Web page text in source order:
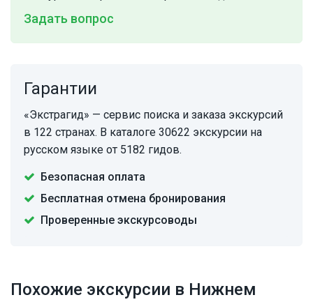
Задать вопрос
Гарантии
«Экстрагид» — сервис поиска и заказа экскурсий
в 122 странах. В каталоге 30622 экскурсии на
русском языке от 5182 гидов.
Безопасная оплата
Бесплатная отмена бронирования
Проверенные экскурсоводы
Похожие экскурсии в Нижнем